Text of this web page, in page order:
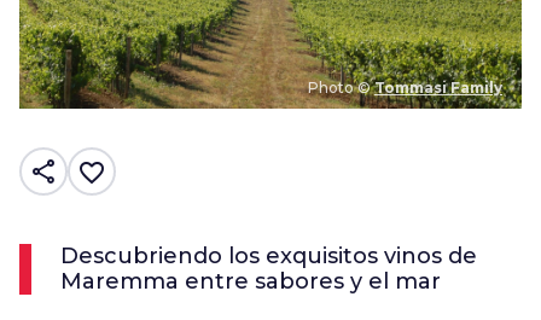
Photo © Tommasi Family
share favorite_border
Descubriendo los exquisitos vinos de
Maremma entre sabores y el mar